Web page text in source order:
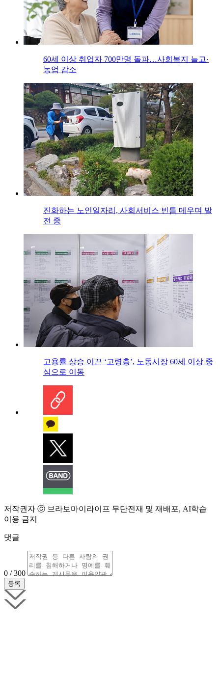
60세 이상 취업자 700만명 돌파…사회복지 늘고·
농업 감소
진화하는 노인일자리, 사회서비스 빈틈 메우며 발
전 중
고용률 상승 이끈 ‘고령층’, 노동시장 60세 이상 중
심으로 이동
저작권자 ⓒ 브라보마이라이프 무단전재 및 재배포, AI학습
이용 금지
댓글
0 / 300